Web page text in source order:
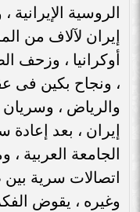
الروسية الإيرانية
إيران لآلاف من
أوكرانيا ، وزحف
، ونجاح بكين فى
والرياض ،
إيران ، بعد
الجامعة العربية
اتصالات سرية
وغيره ، يقوض